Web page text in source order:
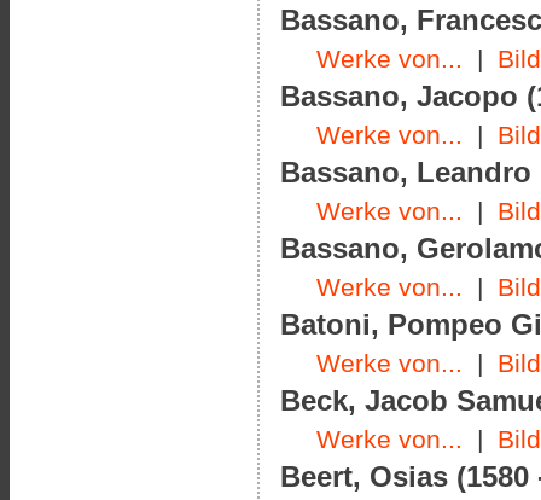
Bassano,
Werke von... |
Bassano, Jacopo
Werke von... |
Bassano, Leandro
Werke von... |
Bassano,
Werke von... |
Batoni, Pompeo
Werke von... |
Beck, Jacob
Werke von... |
Beert, Osias (1580